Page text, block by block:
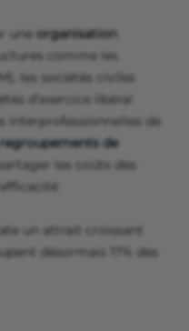
une organisation
comme les
les sociétés civiles
d’exercice libéral
interprofessionnelles de
regroupements de
les coûts des
un attrait croissant
désormais 17% des